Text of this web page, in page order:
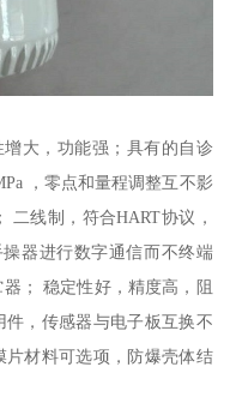
大，功能强；具有的自诊
，零点和量程调整互不影
二线制，符合HART协议，
操器进行数字通信而不终端
； 稳定性好，精度高，阻
，传感器与电子板互换不
材料可选项，防爆壳体结